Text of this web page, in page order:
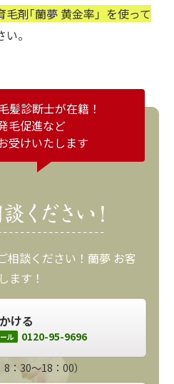
剤｢蘭夢 黄金率」を使って
。
髪診断士が在籍！
毛促進など
受けいたします
相談ください！蘭夢 お客
ます！
ける
ル 0120-95-9696
：30～18：00）